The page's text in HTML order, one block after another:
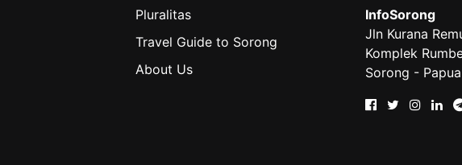
Pluralitas
Travel Guide to Sorong
About Us
InfoSorong
Jln Kurana
Komplek
Sorong -